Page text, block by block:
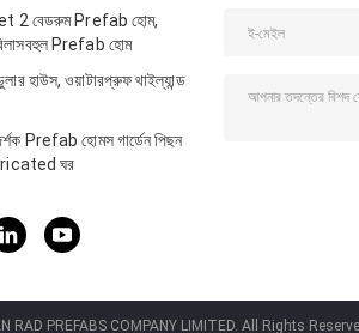
2 বেডরুম Prefab হোম,
Prefab হোম
হাউস, ওয়াটারপ্রুফ থাইল্যান্ড
Prefab হোমস গার্ডেন পিছন
ঘর
RAD PREFABS COMPANY LIMITED. All Rights